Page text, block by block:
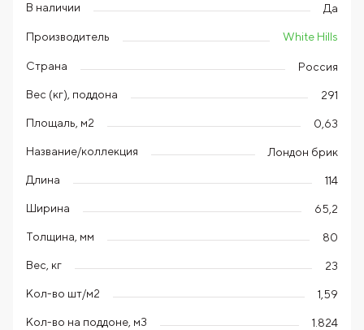
В наличии Да
Производитель White Hills
Страна Россия
Вес (кг), поддона 291
Площаль, м2 0,63
Название/коллекция Лондон брик
Длина 114
Ширина 65,2
Толщина, мм 80
Вес, кг 23
Кол-во шт/м2 1,59
Кол-во на поддоне, м3 1.824